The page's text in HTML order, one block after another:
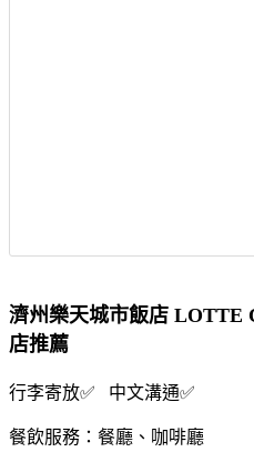
濟州樂天城市飯店 LOTTE
店推薦
行李寄放✅ 中文溝通✅
餐飲服務：餐廳、咖啡廳